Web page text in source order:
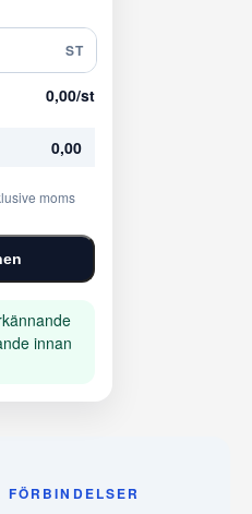
ST
0,00/st
0,00
moms
innan